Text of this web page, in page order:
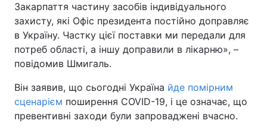
Закарпаття частину засобів індивідуального
захисту, які Офіс президента постійно доправляє
в Україну. Частку цієї поставки ми передали для
потреб області, а іншу доправили в лікарню», –
повідомив Шмигаль.
Він заявив, що сьогодні Україна йде помірним
сценарієм поширення COVID-19, і це означає, що
превентивні заходи були запроваджені вчасно.